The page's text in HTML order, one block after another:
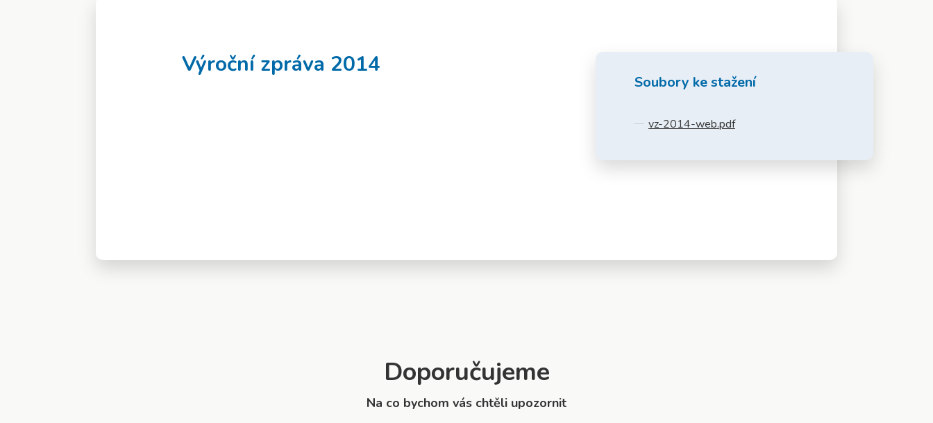
Soubory ke stažení
vz-2014-web.pdf
Výroční zpráva 2014
Doporučujeme
Na co bychom vás chtěli upozornit